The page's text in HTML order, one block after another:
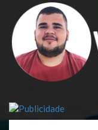
content